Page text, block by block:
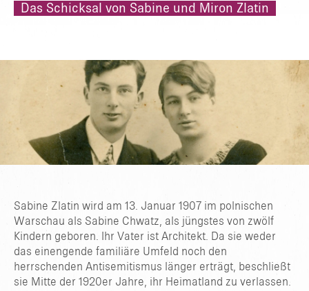
Das Schicksal von Sabine und Miron Zlatin
Sabine Zlatin wird am 13. Januar 1907 im polnischen
Warschau als Sabine Chwatz, als jüngstes von zwölf
Kindern geboren. Ihr Vater ist Architekt. Da sie weder
das einengende familiäre Umfeld noch den
herrschenden Antisemitismus länger erträgt, beschließt
sie Mitte der 1920er Jahre, ihr Heimatland zu verlassen.